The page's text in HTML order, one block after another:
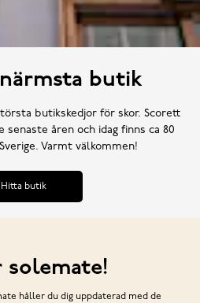
butik
butikskedjor för skor. Scorett
senaste åren och idag finns ca 80
Varmt välkommen!
Hitta butik
solemate!
håller du dig uppdaterad med de